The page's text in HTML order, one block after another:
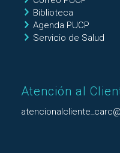
Biblioteca
Agenda PUCP
Servicio de Salud
Atención al